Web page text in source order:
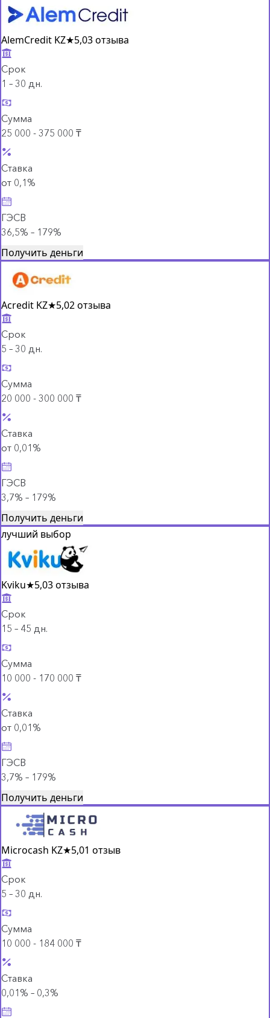
AlemCredit KZ★5,03 отзыва
Срок
1 – 30 дн.
Сумма
25 000 - 375 000 ₸
Ставка
от 0,1%
ГЭСВ
36,5% – 179%
Получить деньги
Acredit KZ★5,02 отзыва
Срок
5 – 30 дн.
Сумма
20 000 - 300 000 ₸
Ставка
от 0,01%
ГЭСВ
3,7% – 179%
Получить деньги
лучший выбор
Kviku★5,03 отзыва
Срок
15 – 45 дн.
Сумма
10 000 - 170 000 ₸
Ставка
от 0,01%
ГЭСВ
3,7% – 179%
Получить деньги
Microcash KZ★5,01 отзыв
Срок
5 – 30 дн.
Сумма
10 000 - 184 000 ₸
Ставка
0,01% – 0,3%